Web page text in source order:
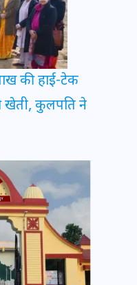
की हाई-टेक
खेती, कुलपति ने